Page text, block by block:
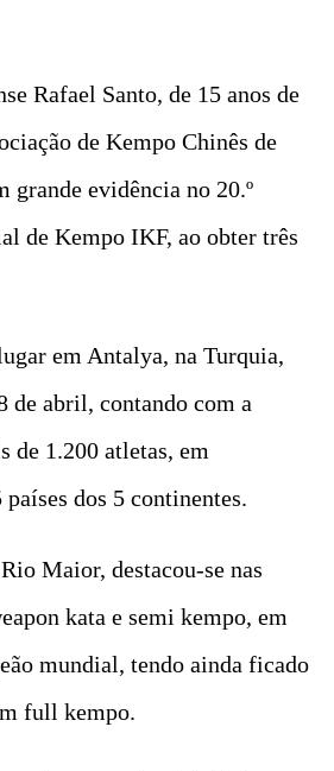
Rafael Santo, de 15 anos de
de Kempo Chinês de
grande evidência no 20.º
de Kempo IKF, ao obter três
em Antalya, na Turquia,
de abril, contando com a
de 1.200 atletas, em
países dos 5 continentes.
Maior, destacou-se nas
kata e semi kempo, em
mundial, tendo ainda ficado
full kempo.